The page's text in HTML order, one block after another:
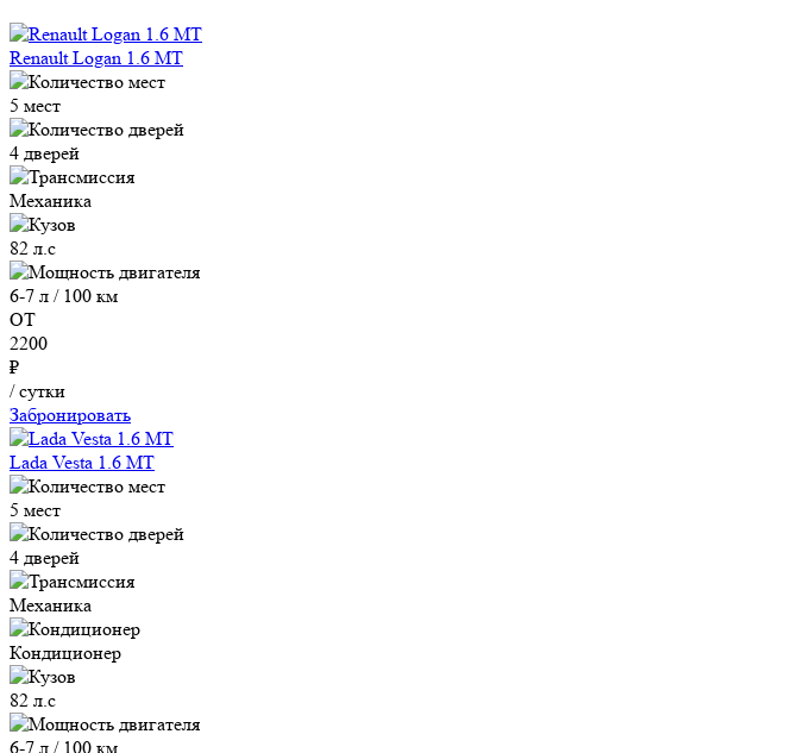
Renault Logan 1.6 MT
5 мест
4 дверей
Механика
82 л.с
6-7 л / 100 км
ОТ
2200
₽
/ сутки
Забронировать
Lada Vesta 1.6 MT
5 мест
4 дверей
Механика
Кондиционер
82 л.с
6-7 л / 100 км